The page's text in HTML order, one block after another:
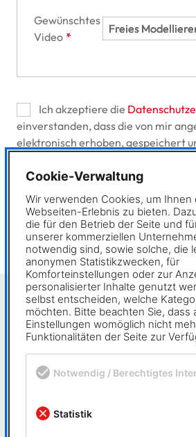
Gewünschtes
Video
Ich akzeptiere die
einverstanden, dass die von mir
elektronisch erhoben, gespeichert
benutzt werden.
Bitte nicht ausfüllen.
Pflichtfeld
Cookie-Verwaltung
Wir verwenden Cookies, um Ihnen
Webseiten-Erlebnis zu bieten.
die für den Betrieb der Seite und
unserer kommerziellen
notwendig sind, sowie solche, die
anonymen Statistikzwecken, für
Komforteinstellungen oder zur
personalisierter Inhalte genutzt
selbst entscheiden, welche
möchten. Bitte beachten Sie, dass
Einstellungen womöglich nicht
Funktionalitäten der Seite zur
Notwendig / Berechtigtes
Statistik